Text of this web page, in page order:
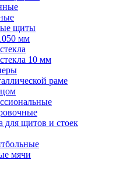
щиты
мм
10 мм
раме
для щитов и стоек
мячи